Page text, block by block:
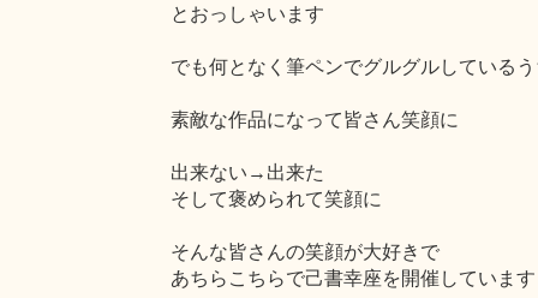
とおっしゃいます
でも何となく筆ペンでグルグルしている
素敵な作品になって皆さん笑顔に
出来ない→出来た
そして褒められて笑顔に
そんな皆さんの笑顔が大好きで
あちらこちらで己書幸座を開催しています